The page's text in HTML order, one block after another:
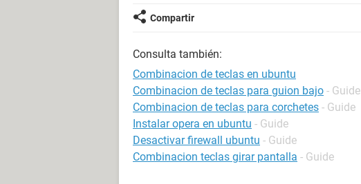
Compartir
Consulta también:
Combinacion de teclas en ubuntu
Combinacion de teclas para guion bajo - Guide
Combinacion de teclas para corchetes - Guide
Instalar opera en ubuntu - Guide
Desactivar firewall ubuntu - Guide
Combinacion teclas girar pantalla - Guide